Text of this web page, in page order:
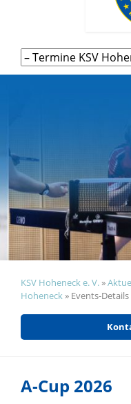
Navigation
überspringen
KSV Hoheneck e. V.»
Hoheneck» Events-Details
A-Cup 2026